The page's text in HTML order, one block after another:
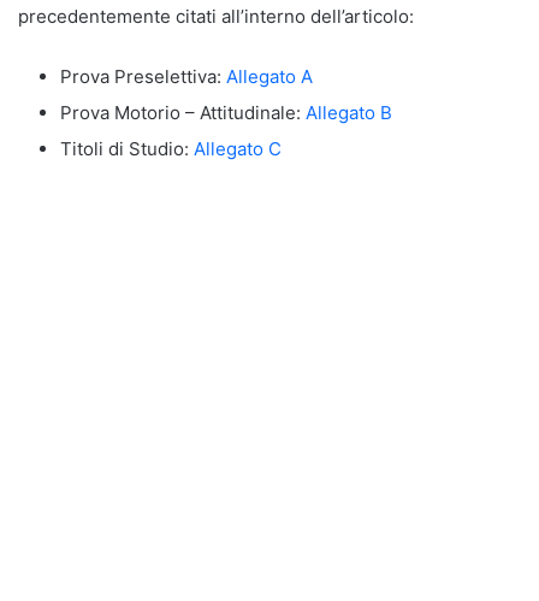
precedentemente citati all’interno dell’articolo:
Prova Preselettiva: Allegato A
Prova Motorio – Attitudinale: Allegato B
Titoli di Studio: Allegato C